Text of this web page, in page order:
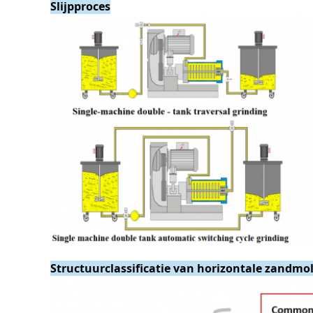
Slijpproces
Structuurclassificatie van horizontale